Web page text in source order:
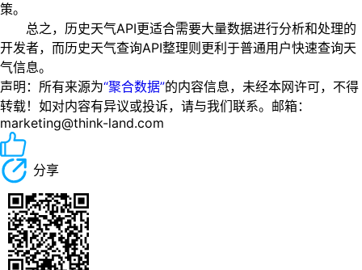
策。
总之，历史天气API更适合需要大量数据进行分析和处理的
开发者，而历史天气查询API整理则更利于普通用户快速查询天
气信息。
声明：所有来源为“聚合数据”的内容信息，未经本网许可，不得
转载！如对内容有异议或投诉，请与我们联系。邮箱：
marketing@think-land.com
分享